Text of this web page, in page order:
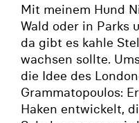
Mit meinem Hund
Wald oder in Parks
da gibt es kahle
wachsen sollte.
die Idee des
Grammatopoulos:
Haken entwickelt,